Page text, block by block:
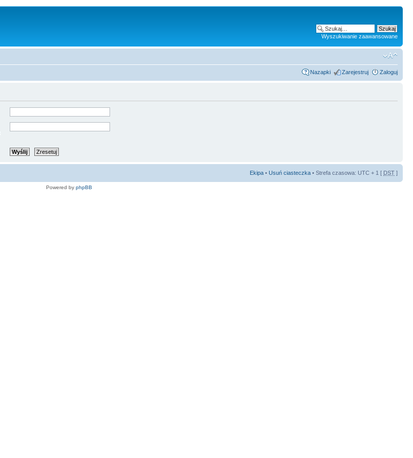
Wyszukiwanie zaawansowane
Nazapki Zarejestruj Zaloguj
Ekipa • Usuń ciasteczka • Strefa czasowa: UTC + 1 [ DST ]
Powered by phpBB